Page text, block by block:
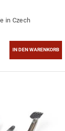
in Czech